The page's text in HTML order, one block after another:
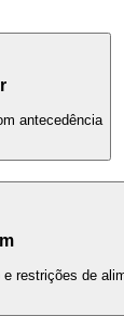
antecedência
restrições de